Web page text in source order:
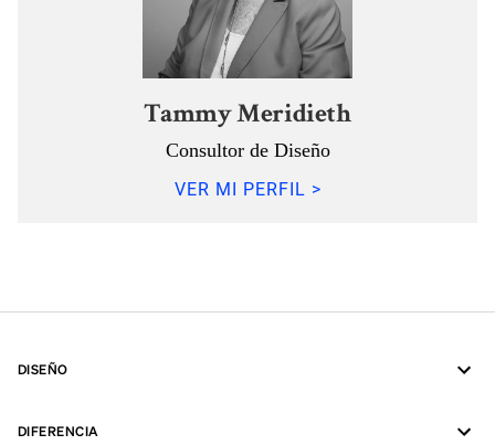
Tammy Meridieth
Consultor de Diseño
VER MI PERFIL >
DISEÑO
DIFERENCIA